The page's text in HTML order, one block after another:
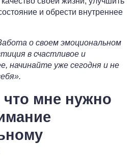
и обрести внутреннее
о своем эмоциональном
в счастливое и
начинайте уже сегодня и не
что мне нужно